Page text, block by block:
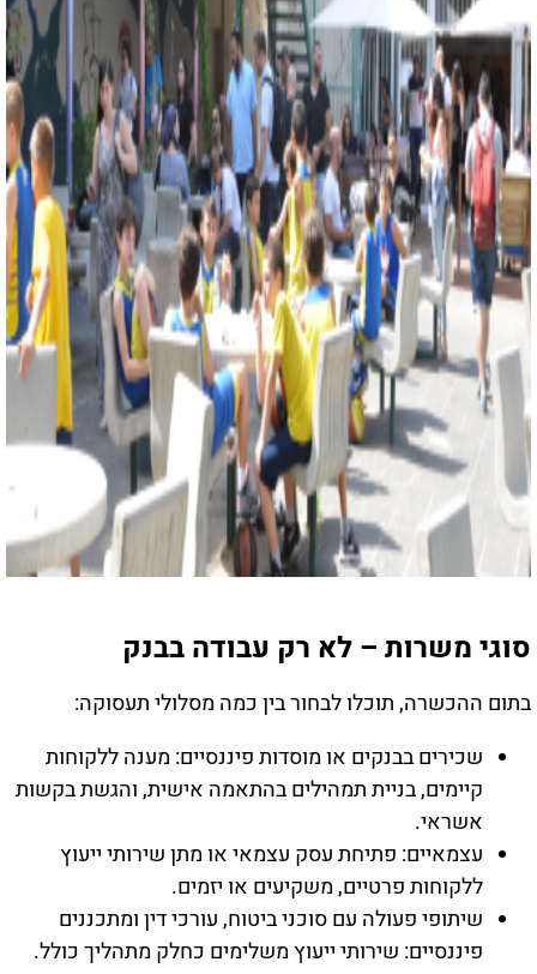
סוגי משרות – לא רק עבודה בבנק
בתום ההכשרה, תוכלו לבחור בין כמה מסלולי תעסוקה:
שכירים בבנקים או מוסדות פיננסיים: מענה ללקוחות
קיימים, בניית תמהילים בהתאמה אישית, והגשת בקשות
אשראי.
עצמאיים: פתיחת עסק עצמאי או מתן שירותי ייעוץ
ללקוחות פרטיים, משקיעים או יזמים.
שיתופי פעולה עם סוכני ביטוח, עורכי דין ומתכננים
פיננסיים: שירותי ייעוץ משלימים כחלק מתהליך כולל.